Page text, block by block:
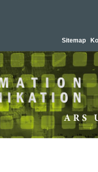
Sitemap